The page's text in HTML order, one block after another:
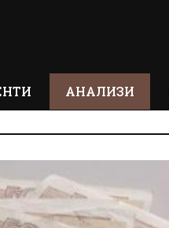
АНАЛИЗИ